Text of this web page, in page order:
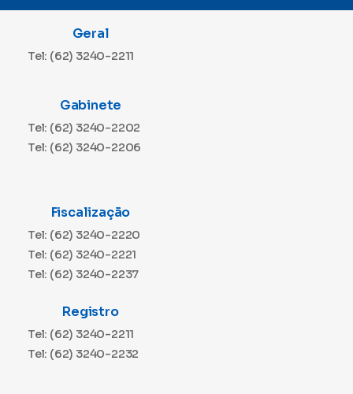
Geral
Tel: (62) 3240-2211
Gabinete
Tel: (62) 3240-2202
Tel: (62) 3240-2206
Fiscalização
Tel: (62) 3240-2220
Tel: (62) 3240-2221
Tel: (62) 3240-2237
Registro
Tel: (62) 3240-2211
Tel: (62) 3240-2232